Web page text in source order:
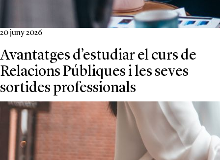
20 juny 2026
Avantatges d’estudiar el curs de
Relacions Públiques i les seves
sortides professionals